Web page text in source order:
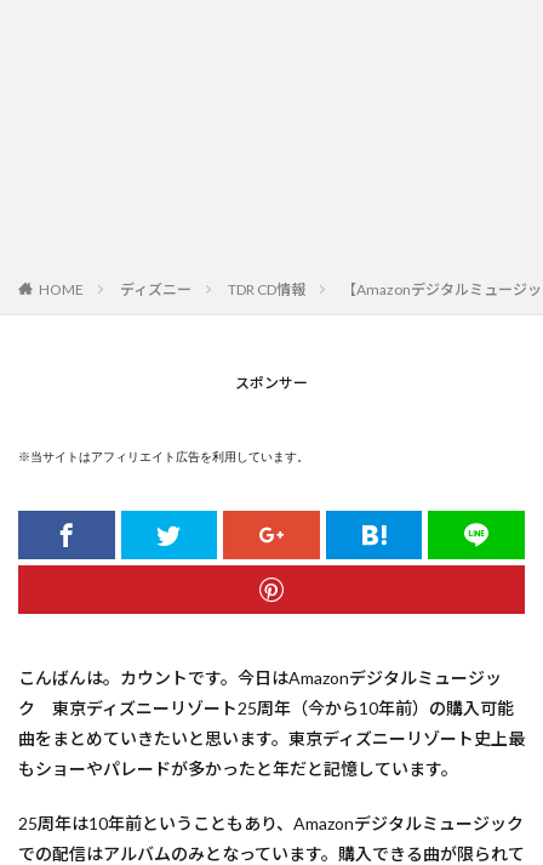
HOME ディズニー TDR CD情報 【Amazonデジタルミュージ
スポンサー
※当サイトはアフィリエイト広告を利用しています。
こんばんは。カウントです。今日はAmazonデジタルミュージッ
ク 東京ディズニーリゾート25周年（今から10年前）の購入可能
曲をまとめていきたいと思います。東京ディズニーリゾート史上最
もショーやパレードが多かったと年だと記憶しています。
25周年は10年前ということもあり、Amazonデジタルミュージック
での配信はアルバムのみとなっています。購入できる曲が限られて